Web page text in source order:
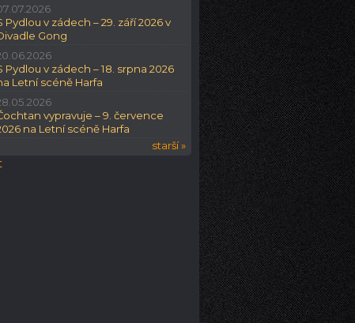
Pydlou v zádech – 29. září 2026 v
Gong
Pydlou v zádech – 18. srpna 2026
Letní scéně Harfa
vypravuje – 9. července
na Letní scéně Harfa
starší »